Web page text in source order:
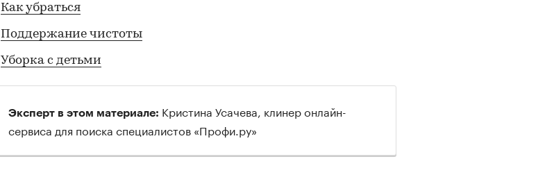
Как убраться
Поддержание чистоты
Уборка с детьми
Эксперт в этом материале: Кристина Усачева, клинер онлайн-
сервиса для поиска специалистов «Профи.ру»